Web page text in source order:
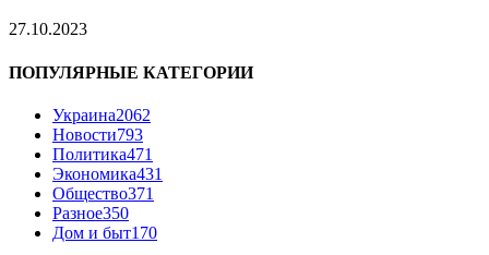
27.10.2023
ПОПУЛЯРНЫЕ КАТЕГОРИИ
Украина2062
Новости793
Политика471
Экономика431
Общество371
Разное350
Дом и быт170